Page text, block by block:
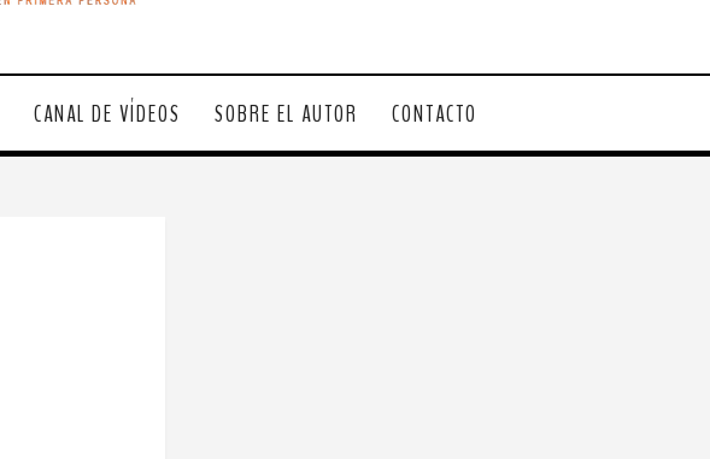
CANAL DE VÍDEOS SOBRE EL AUTOR CONTACTO